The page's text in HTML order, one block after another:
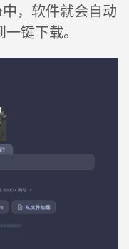
，软件就会自动
键下载。